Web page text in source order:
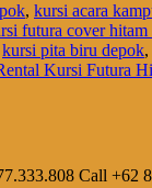
, kursi acara
futura cover hitam
kursi pita biru depok,
Kursi Futura
Call